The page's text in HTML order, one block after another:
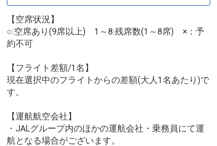
【空席状況】
○:空席あり(9席以上) 1～8:残席数(1～8席) ×：予
約不可
【フライト差額/1名】
現在選択中のフライトからの差額(大人1名あたり)で
す。
【運航航空会社】
・JALグループ内のほかの運航会社・乗務員にて運
航となる場合がございます。